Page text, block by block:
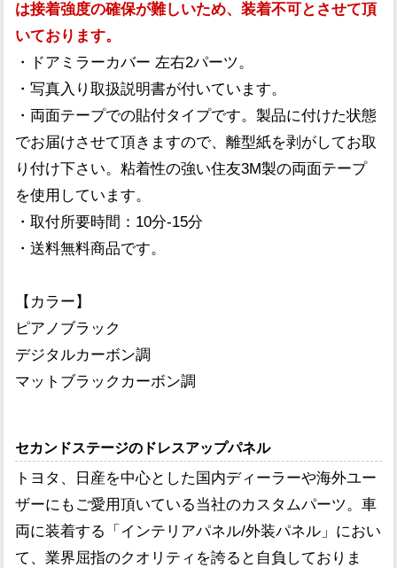
は接着強度の確保が難しいため、装着不可とさせて頂
いております。
・ドアミラーカバー 左右2パーツ。
・写真入り取扱説明書が付いています。
・両面テープでの貼付タイプです。製品に付けた状態
でお届けさせて頂きますので、離型紙を剥がしてお取
り付け下さい。粘着性の強い住友3M製の両面テープ
を使用しています。
・取付所要時間：10分-15分
・送料無料商品です。
【カラー】
ピアノブラック
デジタルカーボン調
マットブラックカーボン調
セカンドステージのドレスアップパネル
トヨタ、日産を中心とした国内ディーラーや海外ユー
ザーにもご愛用頂いている当社のカスタムパーツ。車
両に装着する「インテリアパネル/外装パネル」におい
て、業界屈指のクオリティを誇ると自負しておりま